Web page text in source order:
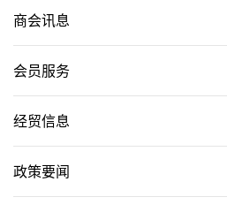
商会讯息
会员服务
经贸信息
政策要闻